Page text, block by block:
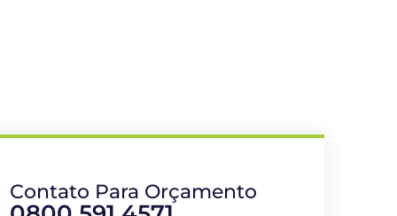
Contato Para Orçamento